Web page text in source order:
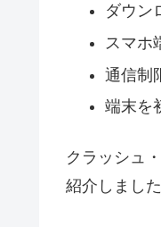
ダウン
スマホ
通信制
端末を
クラッシュ
紹介しました